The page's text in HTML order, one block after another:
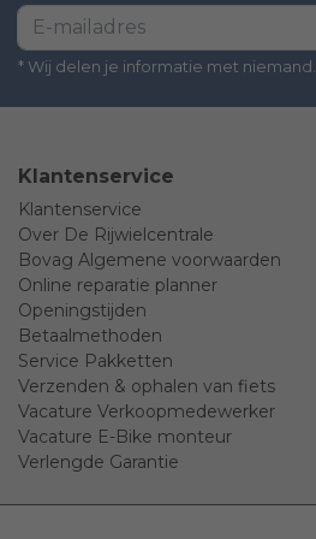
* Wij delen je informatie met niemand.
Klantenservice
Klantenservice
Over De Rijwielcentrale
Bovag Algemene voorwaarden
Online reparatie planner
Openingstijden
Betaalmethoden
Service Pakketten
Verzenden & ophalen van fiets
Vacature Verkoopmedewerker
Vacature E-Bike monteur
Verlengde Garantie